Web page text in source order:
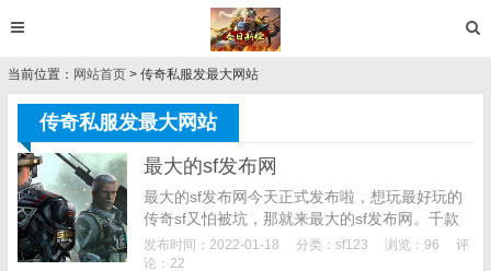
当前位置： 网站首页 > 传奇私服发最大网站
传奇私服发最大网站
最大的sf发布网
最大的sf发布网今天正式发布啦，想玩最好玩的
传奇sf又怕被坑，那就来最大的sf发布网。千款
传奇等你来挑，一定可以找到最适合你的哪一
款，赶紧下个最大的sf发布网试试吧！最大的sf
发布时间：2022-01-18 分类： sf123 浏览：96
评
论：22